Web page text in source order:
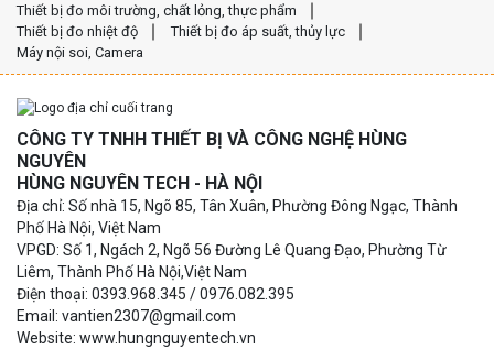
Thiết bị đo môi trường, chất lỏng, thực phẩm
Thiết bị đo nhiệt độ
Thiết bị đo áp suất, thủy lực
Máy nội soi, Camera
CÔNG TY TNHH THIẾT BỊ VÀ CÔNG NGHỆ HÙNG
NGUYÊN
HÙNG NGUYÊN TECH - HÀ NỘI
Địa chỉ: Số nhà 15, Ngõ 85, Tân Xuân, Phường Đông Ngạc, Thành
Phố Hà Nội, Việt Nam
VPGD: Số 1, Ngách 2, Ngõ 56 Đường Lê Quang Đạo, Phường Từ
Liêm, Thành Phố Hà Nội,Việt Nam
Điện thoại: 0393.968.345 / 0976.082.395
Email: vantien2307@gmail.com
Website: www.hungnguyentech.vn